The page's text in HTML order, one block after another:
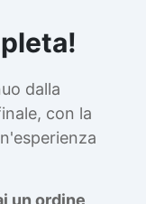
dalla
con la
un ordine